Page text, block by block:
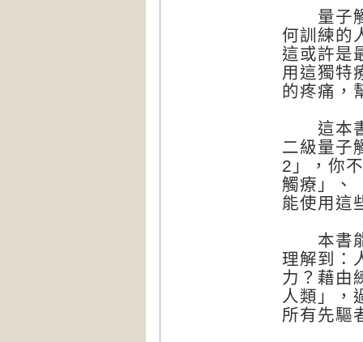
量子觸
何訓練的
這或許是
用這獨特
的疼痛，
這本書
二級量子
2」，你
觸療」、
能使用這
本書能
理解到：
力？藉由
人類」，
所有先驅